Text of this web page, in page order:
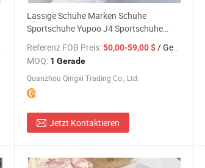
Lässige Schuhe Marken Schuhe
Sportschuhe Yupoo J4 Sportschuhe
Retro Schuhe 2026 Neue Stile
Großhandelspreis Lässige Sneaker
Herrensneaker Damensneaker
Referenz FOB Preis:50,00-59,00 $/ Gerade
MOQ: 1 Gerade
Quanzhou Qingxi Trading Co., Ltd.
Jetzt Kontaktieren